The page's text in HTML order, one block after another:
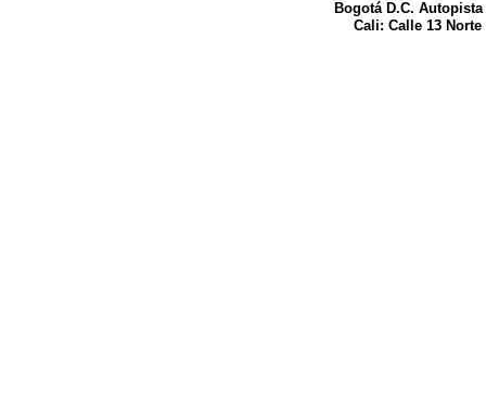
Bogotá D.C. Autopista
Cali: Calle 13 Norte